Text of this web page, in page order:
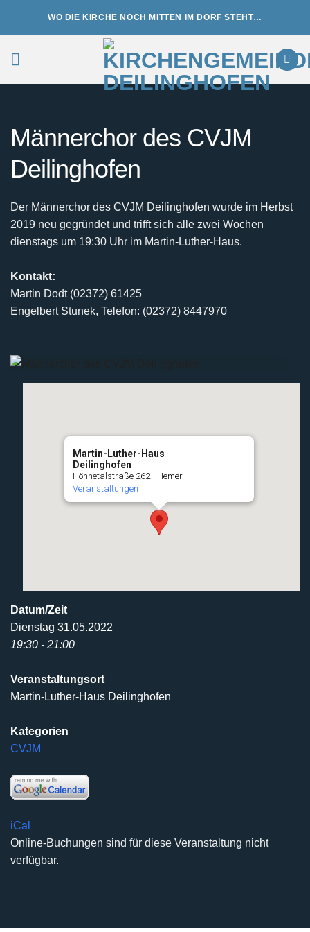
WO DIE KIRCHE NOCH MITTEN IM DORF STEHT…
Männerchor des CVJM
Deilinghofen
Der Männerchor des CVJM Deilinghofen wurde im Herbst
2019 neu gegründet und trifft sich alle zwei Wochen
dienstags um 19:30 Uhr im Martin-Luther-Haus.
Kontakt:
Martin Dodt (02372) 61425
Engelbert Stunek, Telefon: (02372) 8447970
Martin-Luther-Haus
Deilinghofen
Hönnetalstraße 262 - Hemer
Veranstaltungen
Datum/Zeit
Dienstag 31.05.2022
19:30 - 21:00
Veranstaltungsort
Martin-Luther-Haus Deilinghofen
Kategorien
CVJM
iCal
Online-Buchungen sind für diese Veranstaltung nicht
verfügbar.